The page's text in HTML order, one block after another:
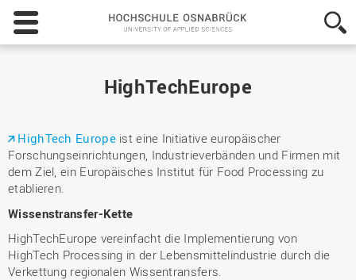
Hochschule
Osnabrück
-
HighTechEurope
HighTech Europe ist eine Initiative europäischer
Forschungseinrichtungen, Industrieverbänden und Firmen mit
dem Ziel, ein Europäisches Institut für Food Processing zu
etablieren.
Wissenstransfer-Kette
HighTechEurope vereinfacht die Implementierung von
HighTech Processing in der Lebensmittelindustrie durch die
Verkettung regionalen Wissentransfers.